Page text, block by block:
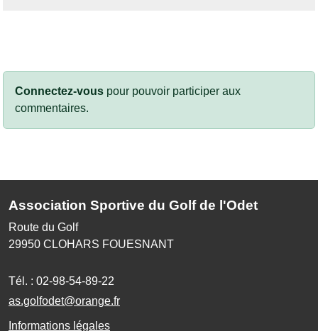
Connectez-vous pour pouvoir participer aux
commentaires.
Association Sportive du Golf de l'Odet
Route du Golf
29950 CLOHARS FOUESNANT
Tél. : 02-98-54-89-22
as.golfodet@orange.fr
Informations légales